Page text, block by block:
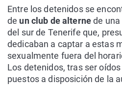
Entre los detenidos se
de un club de alternede una
del sur de Tenerife que,
dedicaban a captar a estas
sexualmente fuera del
Los detenidos, tras ser
puestos a disposición de la